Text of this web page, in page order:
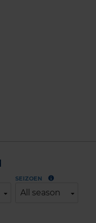
SEIZOEN
All season